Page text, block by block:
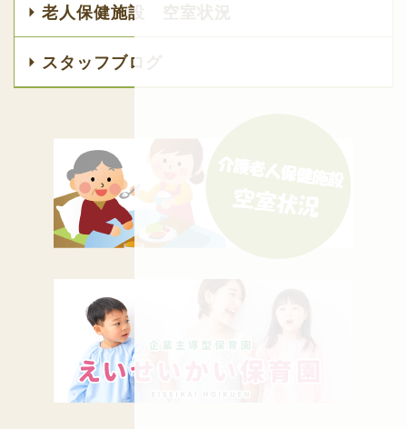
老人保健施設 空室状況
スタッフブログ